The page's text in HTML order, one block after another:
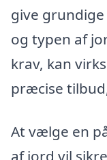
give
og typen af
krav, kan
præcise
At vælge en